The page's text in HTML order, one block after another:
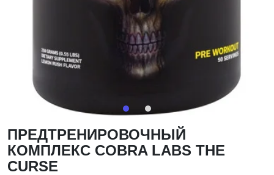
ПРЕДТРЕНИРОВОЧНЫЙ
КОМПЛЕКС COBRA LABS THE
CURSE